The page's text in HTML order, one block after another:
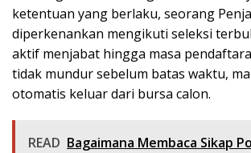
ketentuan yang berlaku, seorang
diperkenankan mengikuti seleksi
aktif menjabat hingga masa
tidak mundur sebelum batas waktu,
otomatis keluar dari bursa calon.
READ Bagaimana Membaca Sikap